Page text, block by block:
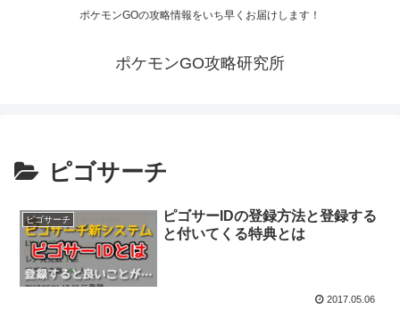
ポケモンGOの攻略情報をいち早くお届けします！
ポケモンGO攻略研究所
ピゴサーチ
ピゴサーチ
ピゴサーIDの登録方法と登録する
と付いてくる特典とは
2017.05.06